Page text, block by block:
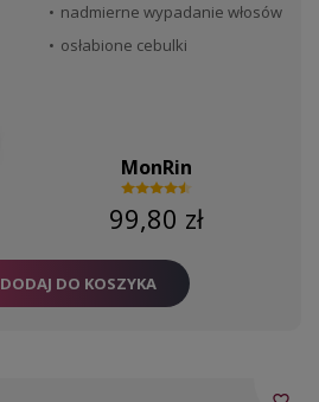
nadmierne wypadanie włosów
osłabione cebulki
MonRin
99,80 zł
DODAJ DO KOSZYKA